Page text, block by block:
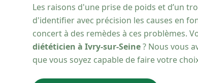
Les raisons d'une prise de poids et d’un
d'identifier avec précision les causes en
concert à des remèdes à ces problèmes.
diététicien à Ivry-sur-Seine? Nous vous
que vous soyez capable de faire votre